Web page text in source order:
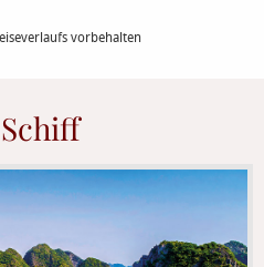
vorbehalten